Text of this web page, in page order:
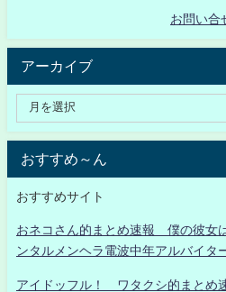
お問い合
アーカイブ
おすすめ～ん
おすすめサイト
おネコさん的まとめ速報 僕の彼女
ンタルメンヘラ電波中年アルバイタ
アイドッフル！ ワタクシ的まとめ